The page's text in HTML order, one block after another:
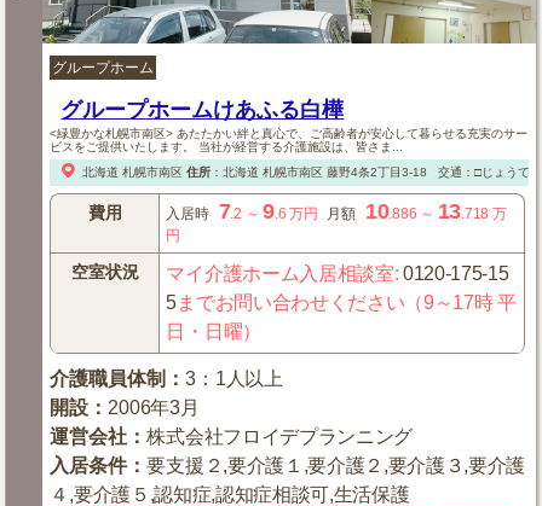
グループホーム
グループホームけあふる白樺
<緑豊かな札幌市南区> あたたかい絆と真心で、ご高齢者が安心して暮らせる充実のサー
ビスをご提供いたします。 当社が経営する介護施設は、皆さま...
北海道 札幌市南区 住所： 北海道 札幌市南区藤野4条2丁目3-18 交通：□じょうて
費用 入居時 7 .2 ～9.6 万円 月額 10.886 ～ 13 .718 万
円
空室状況 マイ介護ホーム入居相談室:0120-175-15
5までお問い合わせください（9～17時 平
日・日曜）
介護職員体制 ：3：1人以上
開設 ： 2006年3月
運営会社 ：株式会社フロイデプランニング
入居条件：要支援２,要介護１,要介護２,要介護３,要介護
４,要介護５,認知症,認知症相談可,生活保護